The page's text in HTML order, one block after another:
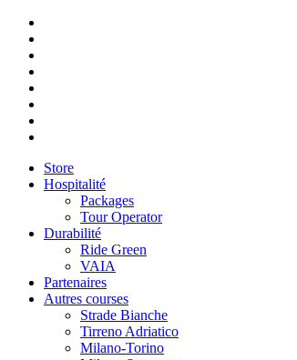
Store
Hospitalité
Packages
Tour Operator
Durabilité
Ride Green
VAIA
Partenaires
Autres courses
Strade Bianche
Tirreno Adriatico
Milano-Torino